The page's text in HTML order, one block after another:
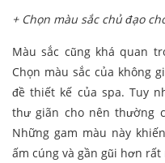
+ Chọn màu sắc chủ đạo
Màu sắc cũng khá quan
Chọn màu sắc của không
đề thiết kế của spa. Tuy
thư giãn cho nên thường
Những gam màu này
ấm cúng và gần gũi hơn rất